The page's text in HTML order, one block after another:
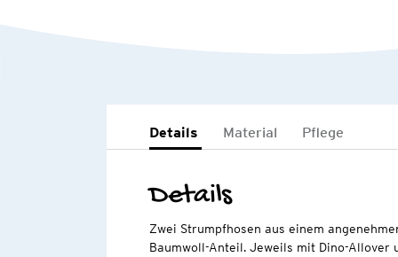
Details Material Pflege
Details
Zwei Strumpfhosen aus einem
Baumwoll-Anteil. Jeweils mit Dino-Allover